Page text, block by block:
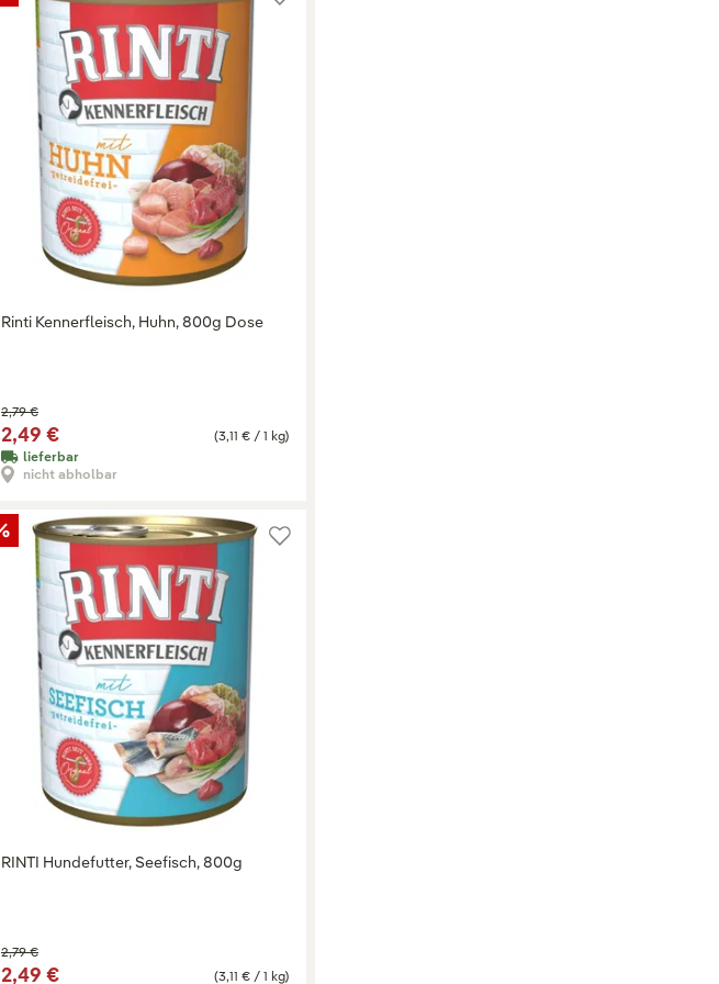
Rinti Kennerfleisch, Huhn, 800g Dose
(3,11 € / 1 kg)
2,79 €
2,49 €
lieferbar
nicht abholbar
RINTI Hundefutter, Seefisch, 800g
(3,11 € / 1 kg)
2,79 €
2,49 €